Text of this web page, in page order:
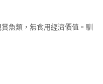
魚類，無食用經濟價值。馴